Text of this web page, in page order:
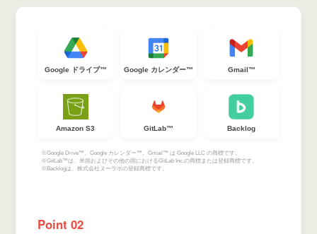
Google ドライブ™ Google カレンダー™ Gmail™
Amazon S3 GitLab™ Backlog
※Google Drive™、Google カレンダー™、Gmail™ は Google LLC の商標です。
※GitLab™は、米国およびその他の国におけるGitLab Inc.の商標または登録商標です。
※Backlogは、株式会社ヌーラボの登録商標です。
Point 02